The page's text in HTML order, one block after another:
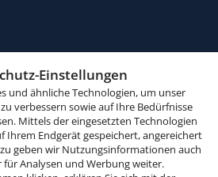
/ 30 98 00
18.00 Uhr,
Uhr,
Uhr,
Einstellungen
und ähnliche Technologien, um unser
verbessern sowie auf Ihre Bedürfnisse
Mittels der eingesetzten Technologien
Endgerät gespeichert, angereichert
geben wir Nutzungsinformationen auch
für Analysen und Werbung weiter.